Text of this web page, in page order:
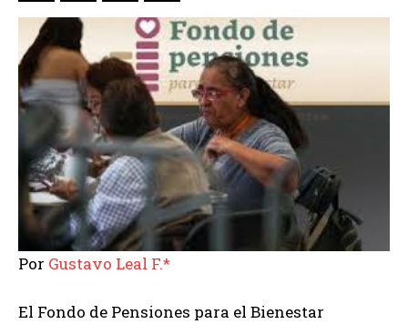
Por Gustavo Leal F.*
El Fondo de Pensiones para el Bienestar